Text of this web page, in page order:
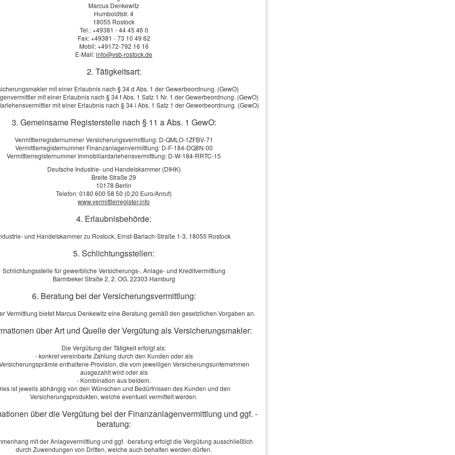
Gerwerbeamt Rostock, Charles-Darwin-Ring 6, 18059 Rostock
Aufsichtsbehörde: Industrie- und Handelskammer zu Rostock, Ernst-Barlach-Straße 1-3,
(Immobiliardarlehensvermittler), Aufsichtsbehörde: Industrie- und Handelskammer zu Rostock, Ernst-
1 Gewerbeordnung, Bundesrepublik Deutschland
Bundesrepublik Deutschland
Satz 1 Gewerbeordnung, Bundesrepublik Deutschland
Barlach-Straße 1-3, 18055 Rostock
Marcus Denkewitz
Humboldtstr. 4
18055 Rostock
Tel.: +49381 - 44 45 46 0
Fax: +49381 - 73 10 49 62
Mobil: +49172-792 16 16
E-Mail:info@vsb-rostock.de
2. Tätigkeitsart:
mit einer Erlaubnis nach § 34 d Abs. 1 der Gewerbeordnung. (GewO)
mit einer Erlaubnis nach § 34 f Abs. 1 Satz 1 Nr. 1 der Gewerbeordnung. (GewO)
mit einer Erlaubnis nach § 34 i Abs. 1 Satz 1 der Gewerbeordnung. (GewO)
3. Gemeinsame Registerstelle nach § 11 a Abs. 1 GewO:
Vermittlerregisternummer Versicherungsvermittlung: D-QMLO-1ZFBV-71
Vermittlerregisternummer Finanzanlagenvermittlung: D-F-184-DQ8N-00
Vermittlerregisternummer Immobiliardarlehensvermittlung: D-W-184-RRTC-15
Deutsche Industrie- und Handelskammer (DIHK)
Breite Straße 29
10178 Berlin
Telefon: 0180 600 58 50 (0,20 Euro/Anruf)
www.vermittlerregister.info
4. Erlaubnisbehörde:
und Handelskammer zu Rostock, Ernst-Barlach-Straße 1-3, 18055 Rostock
5. Schlichtungsstellen:
Schlichtungsstelle für gewerbliche Versicherungs-, Anlage- und Kreditvermittlung
Barmbeker Straße 2, 2. OG, 22303 Hamburg
6. Beratung bei der Versicherungsvermittlung:
Vermittlung bietet Marcus Denkewitz eine Beratung gemäß den gesetzlichen Vorgaben an.
über Art und Quelle der Vergütung als Versicherungsmakler:
Die Vergütung der Tätigkeit erfolgt als:
- konkret vereinbarte Zahlung durch den Kunden oder als
enthaltene Provision, die vom jeweiligen Versicherungsunternehmen
ausgezahlt wird oder als
- Kombination aus beidem.
ist jeweils abhängig von den Wünschen und Bedürfnissen des Kunden und den
Versicherungsprodukten, welche eventuell vermittelt werden.
über die Vergütung bei der Finanzanlagenvermittlung und ggf. -
beratung:
mit der Anlagevermittlung und ggf. -beratung erfolgt die Vergütung ausschließlich
durch Zuwendungen von Dritten, welche auch behalten werden dürfen.